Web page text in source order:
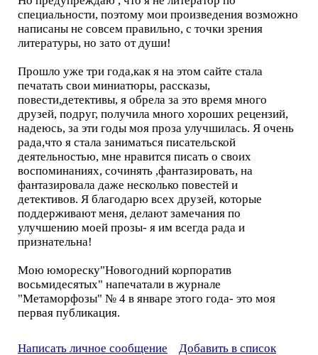
специальности, поэтому мои произведения возможно
написаны не совсем правильно, с точки зрения
литературы, но зато от души!
Прошло уже три года,как я на этом сайте стала
печатать свои миниатюры, рассказы,
повести,детективы, я обрела за это время много
друзей, подруг, получила много хороших рецензий,
надеюсь, за эти годы моя проза улучшилась. Я очень
рада,что я стала заниматься писательской
деятельностью, мне нравится писать о своих
воспоминаниях, сочинять ,фантазировать, на
фантазировала даже несколько повестей и
детективов. Я благодарю всех друзей, которые
поддерживают меня, делают замечания по
улучшению моей прозы- я им всегда рада и
признательна!
Мою юмореску"Новогодний корпоратив
восьмидесятых" напечатали в журнале
"Метаморфозы" № 4 в январе этого года- это моя
первая публикация.
Написать личное сообщение
Добавить в список